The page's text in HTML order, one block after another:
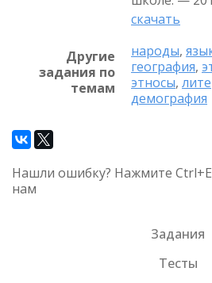
скачать
Другие
задания по
темам
народы,
география,
этносы,
демография
Нашли ошибку? Нажмите
нам
Задания
Тесты